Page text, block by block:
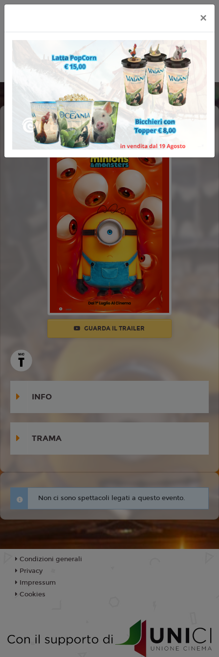
MINIONS & MONSTERS
GUARDA IL TRAILER
INFO
TRAMA
Non ci sono spettacoli legati a questo evento.
×
Condizioni generali
Privacy
Impressum
Cookies